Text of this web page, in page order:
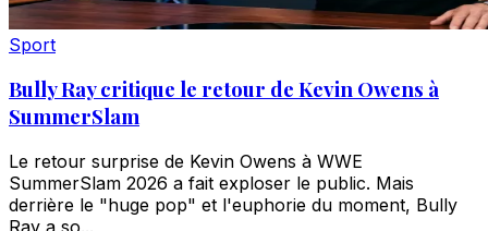
Sport
Bully Ray critique le retour de Kevin Owens à
SummerSlam
Le retour surprise de Kevin Owens à WWE
SummerSlam 2026 a fait exploser le public. Mais
derrière le "huge pop" et l'euphorie du moment, Bully
Ray a so...